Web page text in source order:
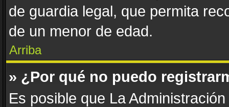
de guardia legal, que permita
de un menor de edad.
Arriba
» ¿Por qué no puedo
Es posible que La